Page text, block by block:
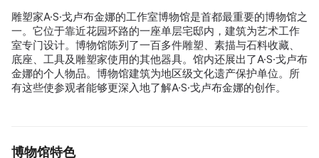
雕塑家A·S·戈卢布金娜的工作室博物馆是首都最重要的博物馆之
一。它位于靠近花园环路的一座单层宅邸内，建筑为艺术工作
室专门设计。博物馆陈列了一百多件雕塑、素描与石料收藏、
底座、工具及雕塑家使用的其他器具。馆内还展出了A·S·戈卢布
金娜的个人物品。博物馆建筑为地区级文化遗产保护单位。所
有这些使参观者能够更深入地了解A·S·戈卢布金娜的创作。
博物馆特色